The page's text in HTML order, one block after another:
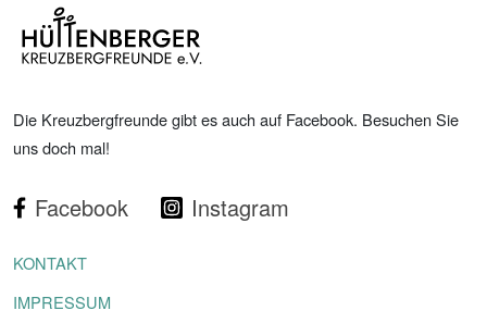
Die Kreuzbergfreunde gibt es auch auf Facebook. Besuchen Sie
uns doch mal!
Facebook Instagram
KONTAKT
IMPRESSUM